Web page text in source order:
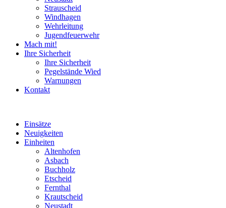
Strauscheid
Windhagen
Wehrleitung
Jugendfeuerwehr
Mach mit!
Ihre Sicherheit
Ihre Sicherheit
Pegelstände Wied
Warnungen
Kontakt
Einsätze
Neuigkeiten
Einheiten
Altenhofen
Asbach
Buchholz
Etscheid
Fernthal
Krautscheid
Neustadt